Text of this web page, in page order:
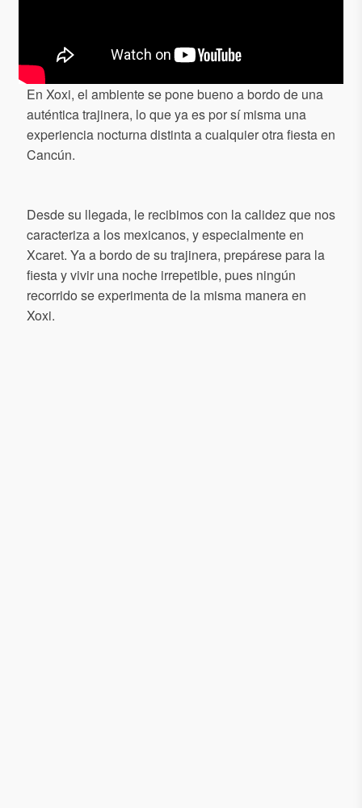
En Xoxi, el ambiente se pone bueno a bordo de una
auténtica trajinera, lo que ya es por sí misma una
experiencia nocturna distinta a cualquier otra fiesta en
Cancún.
Desde su llegada, le recibimos con la calidez que nos
caracteriza a los mexicanos, y especialmente en
Xcaret. Ya a bordo de su trajinera, prepárese para la
fiesta y vivir una noche irrepetible, pues ningún
recorrido se experimenta de la misma manera en
Xoxi.